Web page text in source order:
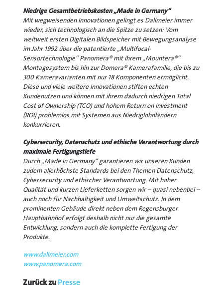
Niedrige Gesamtbetriebskosten „Made in Germany“
Mit wegweisenden Innovationen gelingt es Dallmeier immer
wieder, sich technologisch an die Spitze zu setzen: Vom
weltweit ersten Digitalen Bildspeicher mit Bewegungsanalyse
im Jahr 1992 über die patentierte „Multifocal-
Sensortechnologie“ Panomera® mit ihrem „Mountera®“
Montagesystem bis hin zur Domera® Kamerafamilie, die bis zu
300 Kameravarianten mit nur 18 Komponenten ermöglicht.
Diese und viele weitere Innovationen stiften echten
Kundenutzen und können mit ihrem dadurch niedrigen Total
Cost of Ownership (TCO) und hohem Return on Investment
(ROI) problemlos mit Systemen aus Niedriglohnländern
konkurrieren.
Cybersecurity, Datenschutz und ethische Verantwortung durch
maximale Fertigungstiefe
Durch „Made in Germany“ garantieren wir unseren Kunden
zudem allerhöchste Standards bei den Themen Datenschutz,
Cybersecurity und ethischer Verantwortung. Mit hoher
Qualität und kurzen Lieferketten sorgen wir – quasi nebenbei –
auch noch für Nachhaltigkeit und Umweltschutz. In dem
prominenten Gebäude direkt neben dem Regensburger
Hauptbahnhof erfolgt deshalb nicht nur die gesamte
Entwicklung, sondern auch die komplette Fertigung der
Produkte.
www.dallmeier.com
www.panomera.com
Zurück zuPresse